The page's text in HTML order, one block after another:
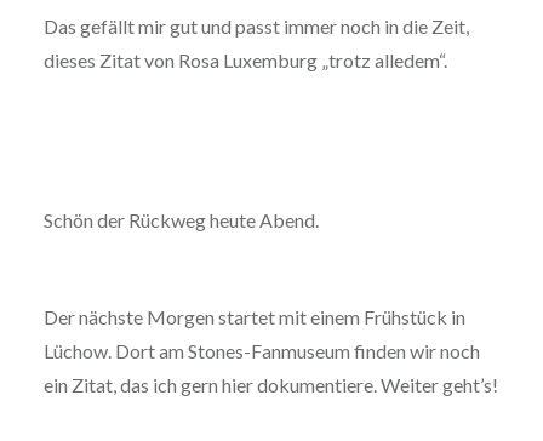
Das gefällt mir gut und passt immer noch in die Zeit,
dieses Zitat von Rosa Luxemburg „trotz alledem“.
Schön der Rückweg heute Abend.
Der nächste Morgen startet mit einem Frühstück in
Lüchow. Dort am Stones-Fanmuseum finden wir noch
ein Zitat, das ich gern hier dokumentiere. Weiter geht’s!